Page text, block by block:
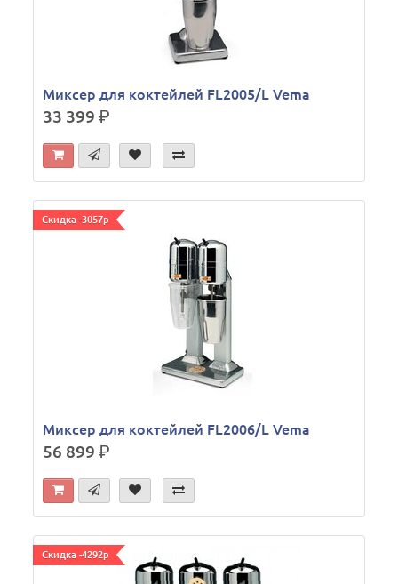
Миксер для коктейлей FL2005/L Vema
33 399р.
Скидка -3057р
Миксер для коктейлей FL2006/L Vema
56 899р.
Скидка -4292р